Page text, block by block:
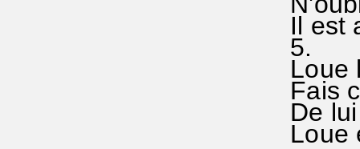
Il est
5.
Loue
Fais
De
Loue